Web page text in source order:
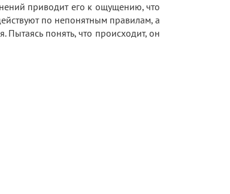
приводит его к ощущению, что
по непонятным правилам, а
понять, что происходит, он